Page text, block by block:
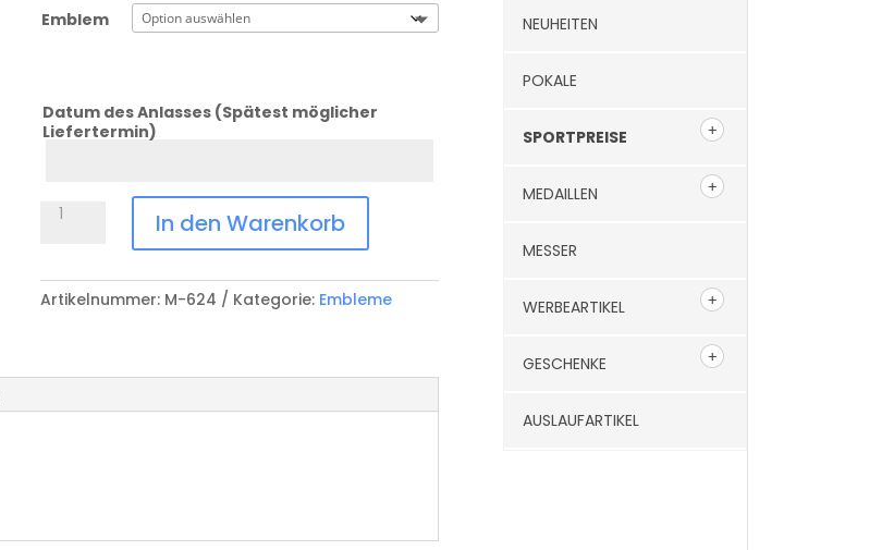
Emblem
Datum des Anlasses (Spätest möglicher
Liefertermin)
Emblem
Töggeli
In den Warenkorb
Artikelnummer: M-624 Kategorie: Embleme
NEUHEITEN
POKALE
SPORTPREISE
MEDAILLEN
MESSER
WERBEARTIKEL
GESCHENKE
AUSLAUFARTIKEL